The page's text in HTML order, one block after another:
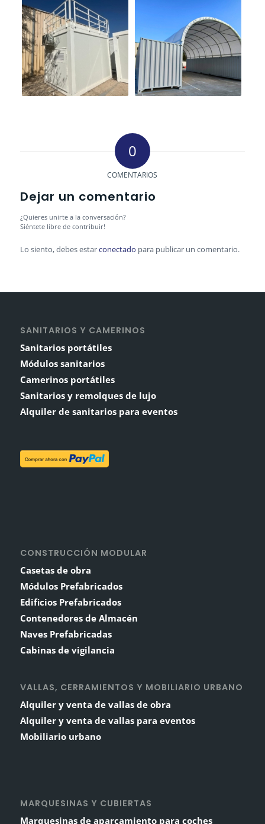
0
COMENTARIOS
Dejar un comentario
¿Quieres unirte a la conversación?
Siéntete libre de contribuir!
Lo siento, debes estarconectado para publicar un comentario.
SANITARIOS Y CAMERINOS
Sanitarios portátiles
Módulos sanitarios
Camerinos portátiles
Sanitarios y remolques de lujo
Alquiler de sanitarios para eventos
CONSTRUCCIÓN MODULAR
Casetas de obra
Módulos Prefabricados
Edificios Prefabricados
Contenedores de Almacén
Naves Prefabricadas
Cabinas de vigilancia
VALLAS, CERRAMIENTOS Y MOBILIARIO URBANO
Alquiler y venta de vallas de obra
Alquiler y venta de vallas para eventos
Mobiliario urbano
MARQUESINAS Y CUBIERTAS
Marquesinas de aparcamiento para coches